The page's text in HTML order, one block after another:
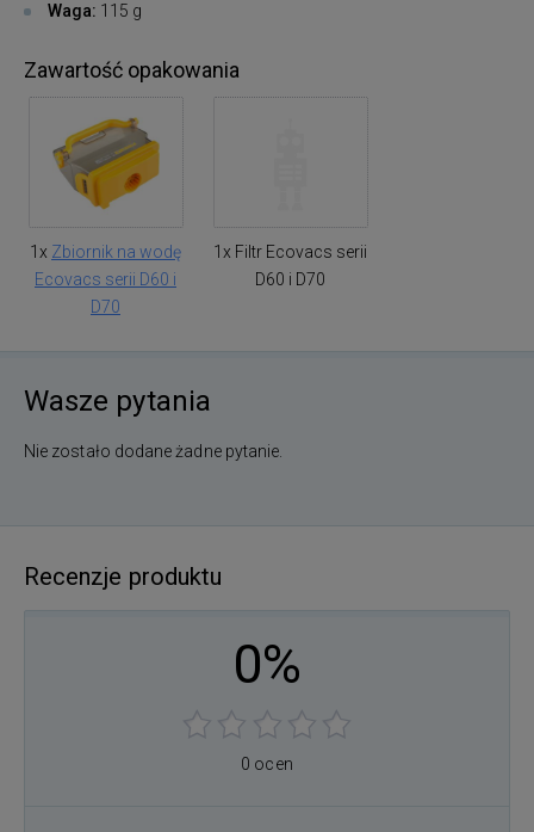
Waga: 115 g
Zawartość opakowania
1x Zbiornik na wodę
Ecovacs serii D60 i
D70
1x Filtr Ecovacs serii
D60 i D70
Wasze pytania
Nie zostało dodane żadne pytanie.
Recenzje produktu
0%
0 ocen